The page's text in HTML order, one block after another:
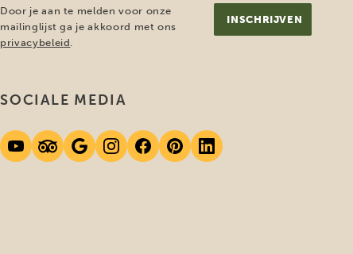
(Vereist)
Door je aan te melden voor onze
mailinglijst ga je akkoord met ons
privacybeleid.
SOCIALE MEDIA